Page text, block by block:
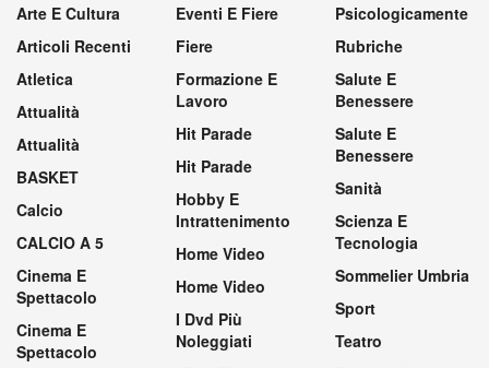
Arte E Cultura
Articoli Recenti
Atletica
Attualità
Attualità
BASKET
Calcio
CALCIO A 5
Cinema E
Spettacolo
Cinema E
Spettacolo
Eventi E Fiere
Fiere
Formazione E
Lavoro
Hit Parade
Hit Parade
Hobby E
Intrattenimento
Home Video
Home Video
I Dvd Più
Noleggiati
Psicologicamente
Rubriche
Salute E
Benessere
Salute E
Benessere
Sanità
Scienza E
Tecnologia
Sommelier Umbria
Sport
Teatro